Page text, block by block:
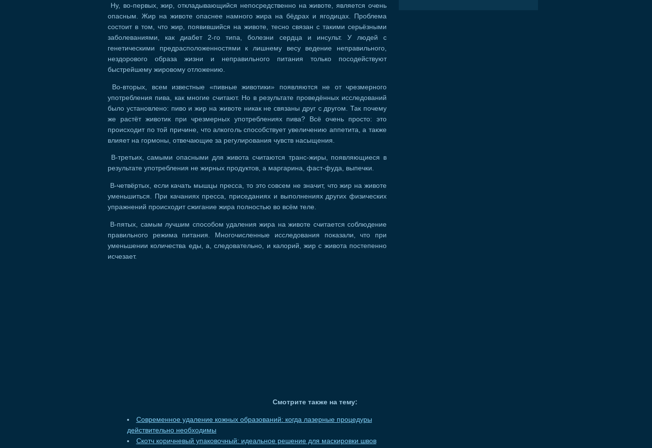
Ну, во-первых, жир, откладывающийся непосредственно на животе, является очень
опасным. Жир на животе опаснее намного жира на бёдрах и ягодицах. Проблема
состоит в том, что жир, появившийся на животе, тесно связан с такими серьёзными
заболеваниями, как диабет 2-го типа, болезни сердца и инсульт. У людей с
генетическими предрасположенностями к лишнему весу ведение неправильного,
нездорового образа жизни и неправильного питания только посодействуют
быстрейшему жировому отложению.
Во-вторых, всем известные «пивные животики» появляются не от чрезмерного
употребления пива, как многие считают. Но в результате проведённых исследований
было установлено: пиво и жир на животе никак не связаны друг с другом. Так почему
же растёт животик при чрезмерных употреблениях пива? Всё очень просто: это
происходит по той причине, что алкоголь способствует увеличению аппетита, а также
влияет на гормоны, отвечающие за регулирования чувств насыщения.
В-третьих, самыми опасными для живота считаются транс-жиры, появляющиеся в
результате употребления не жирных продуктов, а маргарина, фаст-фуда, выпечки.
В-четвёртых, если качать мышцы пресса, то это совсем не значит, что жир на животе
уменьшиться. При качаниях пресса, приседаниях и выполнениях других физических
упражнений происходит сжигание жира полностью во всём теле.
В-пятых, самым лучшим способом удаления жира на животе считается соблюдение
правильного режима питания. Многочисленные исследования показали, что при
уменьшении количества еды, а, следовательно, и калорий, жир с живота постепенно
исчезает.
Смотрите также на тему:
Современное удаление кожных образований: когда лазерные процедуры
действительно необходимы
Скотч коричневый упаковочный: идеальное решение для маскировки швов